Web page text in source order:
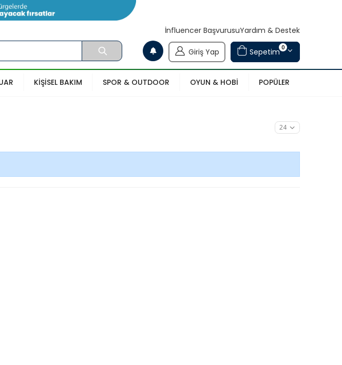
İnfluencer BaşvurusuYardım & Destek
Giriş Yap Sepetim0
KİŞİSEL BAKIM SPOR & OUTDOOR OYUN & HOBİ POPÜLER